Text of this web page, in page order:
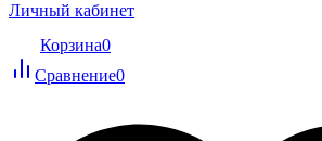
Личный кабинет
Корзина0
Сравнение0